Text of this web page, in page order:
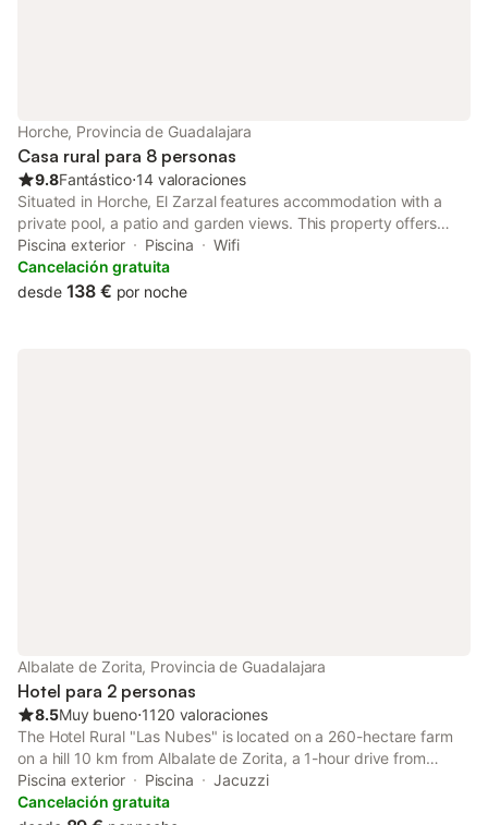
Horche, Provincia de Guadalajara
Casa rural para 8 personas
9.8Fantástico⋅14 valoraciones
Situated in Horche, El Zarzal features accommodation with a
private pool, a patio and garden views. This property offers
access to a terrace, table tennis, free private parking and free
WiFi.
Piscina exterior Piscina
Wifi
Cancelación gratuita
desde 138 € por noche
Albalate de Zorita, Provincia de Guadalajara
Hotel para 2 personas
8.5Muy bueno⋅1120 valoraciones
The Hotel Rural "Las Nubes" is located on a 260-hectare farm
on a hill 10 km from Albalate de Zorita, a 1-hour drive from
Madrid. It offers a seasonal outdoor pool and stylish
accommodation with a private balcony.
Piscina exterior Piscina
Jacuzzi
Cancelación gratuita